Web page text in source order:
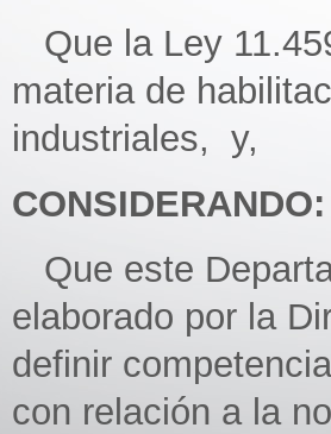
Que la Ley
materia de
industriales, y,
CONSIDERANDO:
Que este
elaborado por la
definir
con relación a la